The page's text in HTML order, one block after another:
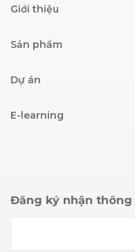
Giới thiệu
Sản phẩm
Dự án
E-learning
Đăng ký nhận